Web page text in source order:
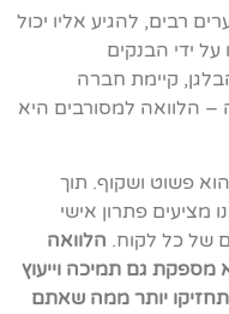
רבים, להגיע אליו יכול
ידי הבנקים
קיימת חברה
הלוואה למסורבים היא
פשוט ושקוף. תוך
מציעים פתרון אישי
של כל לקוח. הלוואה
מספקת גם תמיכה וייעוץ
יותר ממה שאתם